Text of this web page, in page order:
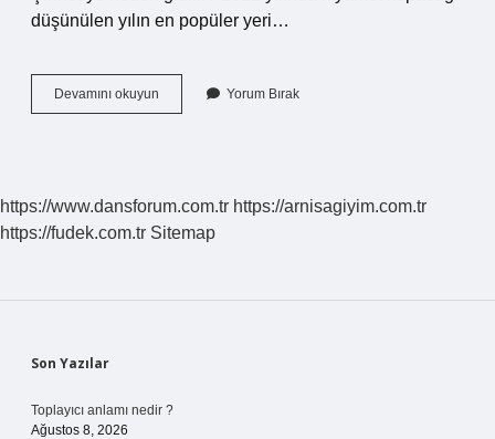
düşünülen yılın en popüler yeri…
Devamını okuyun Şirincede
Denize
Yorum Bırak
https://www.dansforum.com.tr https://arnisagiyim.com.tr
https://fudek.com.tr Sitemap
Sidebar
Son Yazılar
Toplayıcı anlamı nedir ?
Ağustos 8, 2026